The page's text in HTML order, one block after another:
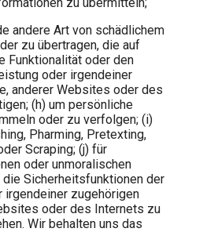
andere Art von schädlichem
zu übertragen, die auf
Funktionalität oder den
oder irgendeiner
anderer Websites oder des
(h) um persönliche
oder zu verfolgen; (i)
Pharming, Pretexting,
Scraping; (j) für
oder unmoralischen
Sicherheitsfunktionen der
zugehörigen
oder des Internets zu
Wir behalten uns das